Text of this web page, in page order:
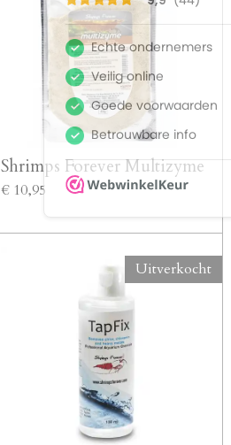
Shrimps Forever Multizyme
€ 10,95
Uitverkocht